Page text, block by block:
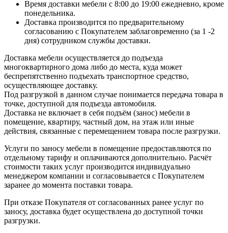
Время доставки мебели с 8:00 до 19:00 ежедневно, кроме
понедельника.
Доставка производится по предварительному
согласованию с Покупателем заблаговременно (за 1 -2
дня) сотрудником службы доставки.
Доставка мебели осуществляется до подъезда
многоквартирного дома либо до места, куда может
беспрепятственно подъехать транспортное средство,
осуществляющее доставку.
Под разгрузкой в данном случае понимается передача товара в
точке, доступной для подъезда автомобиля.
Доставка не включает в себя подъём (занос) мебели в
помещение, квартиру, частный дом, на этаж или иные
действия, связанные с перемещением товара после разгрузки.
Услуги по заносу мебели в помещение предоставляются по
отдельному тарифу и оплачиваются дополнительно. Расчёт
стоимости таких услуг производится индивидуально
менеджером компании и согласовывается с Покупателем
заранее до момента поставки товара.
При отказе Покупателя от согласованных ранее услуг по
заносу, доставка будет осуществлена до доступной точки
разгрузки.